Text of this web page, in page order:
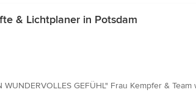
& Lichtplaner in Potsdam
WUNDERVOLLES GEFÜHL" Frau Kempfer &